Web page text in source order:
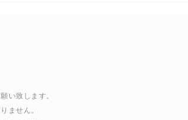
い致します。
ません。